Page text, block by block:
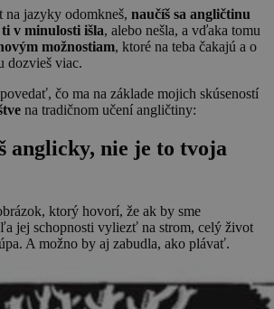
jazyky odomkneš, naučíš sa angličtinu
v minulosti išla, alebo nešla, a vďaka tomu
možnostiam, ktoré na teba čakajú a o
dozvieš viac.
čo ma na základe mojich skúseností
na tradičnom učení angličtiny:
anglicky, nie je to tvoja
ktorý hovorí, že ak by sme
jej schopnosti vyliezť na strom, celý život
A možno by aj zabudla, ako plávať.